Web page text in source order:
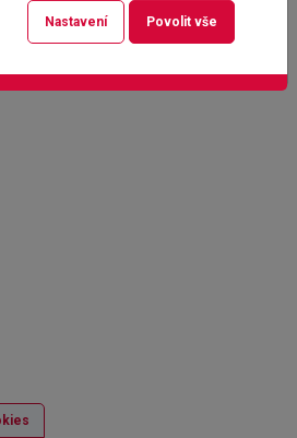
Nastavení Povolit vše